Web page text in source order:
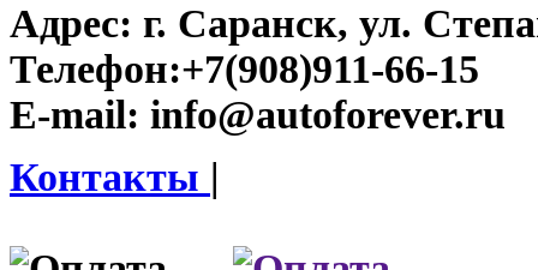
Адрес: г. Саранск, ул.
Телефон:+7(908)911-66-15
E-mail: info@autoforever.ru
Контакты |